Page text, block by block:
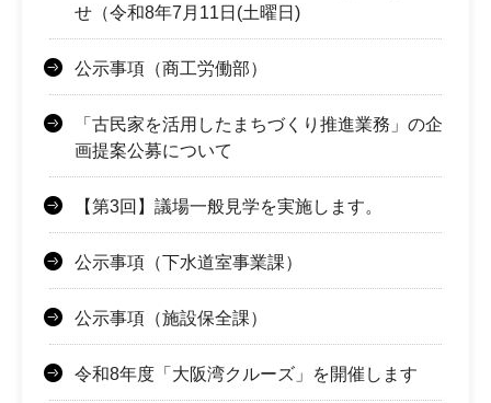
せ（令和8年7月11日(土曜日)
公示事項（商工労働部）
「古民家を活用したまちづくり推進業務」の企
画提案公募について
【第3回】議場一般見学を実施します。
公示事項（下水道室事業課）
公示事項（施設保全課）
令和8年度「大阪湾クルーズ」を開催します